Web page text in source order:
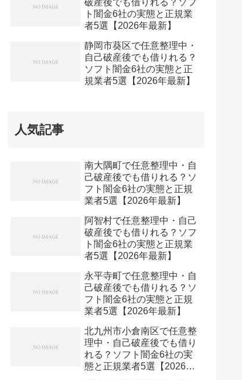
破産後でも借りれる？ソフ
ト闇金6社の実態と正規業
者5選【2026年最新】
静岡市葵区で任意整理中・
自己破産後でも借りれる？
ソフト闇金6社の実態と正
規業者5選【2026年最新】
人気記事
南大隅町で任意整理中・自
己破産後でも借りれる？ソ
フト闇金6社の実態と正規
業者5選【2026年最新】
阿智村で任意整理中・自己
破産後でも借りれる？ソフ
ト闇金6社の実態と正規業
者5選【2026年最新】
永平寺町で任意整理中・自
己破産後でも借りれる？ソ
フト闇金6社の実態と正規
業者5選【2026年最新】
北九州市小倉南区で任意整
理中・自己破産後でも借り
れる？ソフト闇金6社の実
態と正規業者5選【2026年